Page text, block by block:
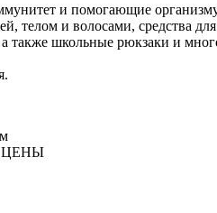
и помогающие
телом и волосами, средства
также школьные рюкзаки и
ЦЕНЫ